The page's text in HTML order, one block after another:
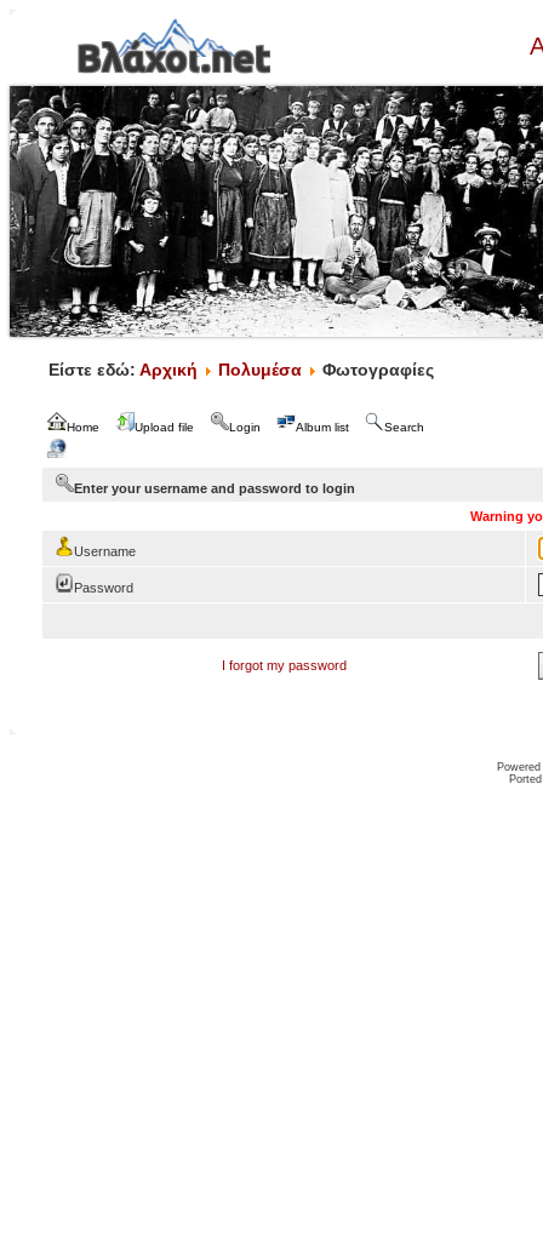
Είστε εδώ: Αρχική Πολυμέσα Φωτογραφίες
Home Upload file Login Album list Search
Enter your username and password to login
Warning
Username
Password
I forgot my password